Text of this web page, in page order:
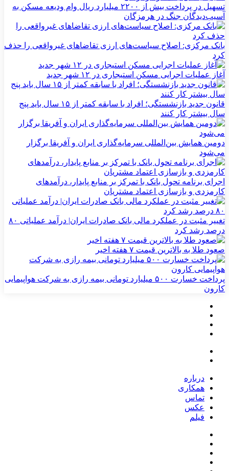
تسهیل در پرداخت بیش از ۲۲۰۰ میلیارد ریال وام ودیعه مسکن به
آسیب‌دیدگان جنگ در هرمزگان
بانک مرکزی: اصلاح سیاست‌های ارزی تقاضاهای غیرواقعی را حذف
کرد
آغاز عملیات اجرایی مسکن استیجاری در ۱۲ شهر جدید
قانون جدید بازنشستگی؛ افراد با سابقه کمتر از ۱۵ سال باید پنج
سال بیشتر کار کنند
دومین همایش بین‌المللی سرمایه‌گذاری ایران و آفریقا برگزار
می‌شود
اجرای برنامه تحول بانک با تمرکز بر منابع پایدار، درآمدهای
کارمزدی و بازسازی اعتماد مشتریان
تغییر مثبت در عملکرد مالی بانک صادرات ایران| درآمد عملیاتی ۸۰
درصد رشد کرد
صعود طلا به بالاترین قیمت ۷ هفته اخیر
پرداخت خسارت ۵۰۰ میلیارد تومانی بیمه رازی به شرکت هواپیمایی
کارون
درباره
همکاری
تماس
عکس
فیلم